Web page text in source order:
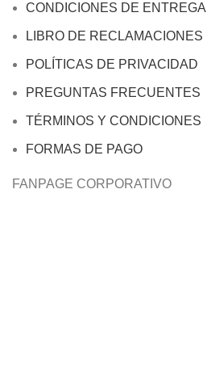
CONDICIONES DE ENTREGA
LIBRO DE RECLAMACIONES
POLÍTICAS DE PRIVACIDAD
PREGUNTAS FRECUENTES
TÉRMINOS Y CONDICIONES
FORMAS DE PAGO
FANPAGE CORPORATIVO